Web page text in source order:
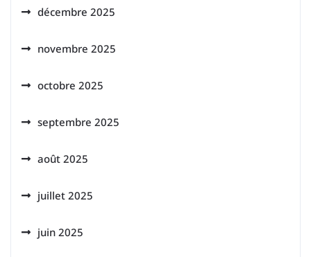
décembre 2025
novembre 2025
octobre 2025
septembre 2025
août 2025
juillet 2025
juin 2025